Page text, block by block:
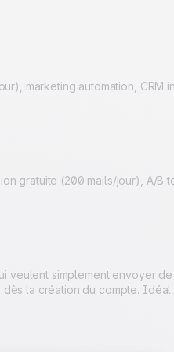
marketing automation,
gratuite (200 mails/jour), A/B
veulent simplement envoyer
la création du compte.